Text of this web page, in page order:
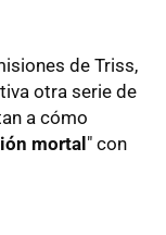
de Triss,
otra serie de
a cómo
mortal " con